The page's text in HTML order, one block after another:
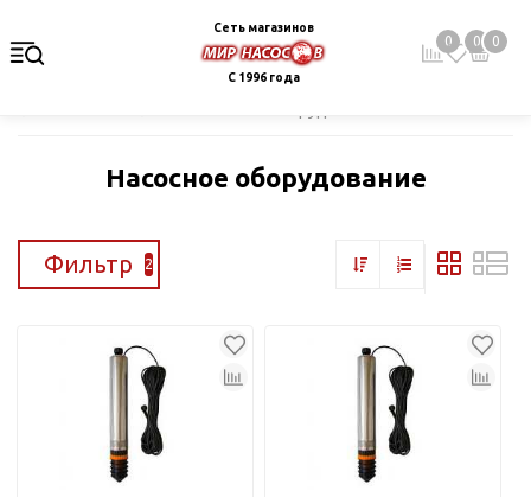
Сеть магазинов
С 1996 года
0 0 0
Насосное оборудование
Фильтр 2